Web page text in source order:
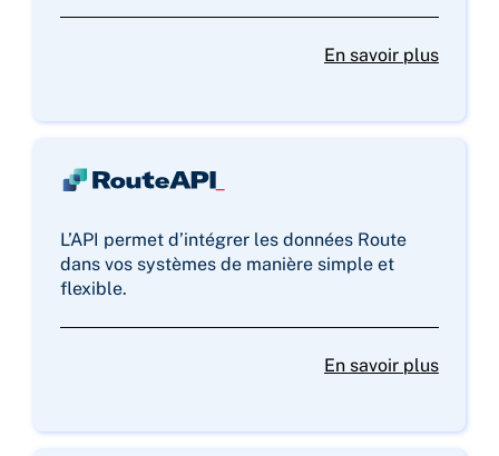
En savoir plus
L’API permet d’intégrer les données Route
dans vos systèmes de manière simple et
flexible.
En savoir plus